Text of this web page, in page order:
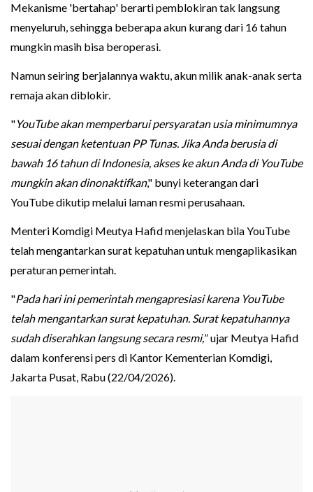
Mekanisme 'bertahap' berarti pemblokiran tak langsung
menyeluruh, sehingga beberapa akun kurang dari 16 tahun
mungkin masih bisa beroperasi.
Namun seiring berjalannya waktu, akun milik anak-anak serta
remaja akan diblokir.
"YouTube akan memperbarui persyaratan usia minimumnya
sesuai dengan ketentuan PP Tunas. Jika Anda berusia di
bawah 16 tahun di Indonesia, akses ke akun Anda di YouTube
mungkin akan dinonaktifkan," bunyi keterangan dari
YouTube dikutip melalui laman resmi perusahaan.
Menteri Komdigi Meutya Hafid menjelaskan bila YouTube
telah mengantarkan surat kepatuhan untuk mengaplikasikan
peraturan pemerintah.
"Pada hari ini pemerintah mengapresiasi karena YouTube
telah mengantarkan surat kepatuhan. Surat kepatuhannya
sudah diserahkan langsung secara resmi,” ujar Meutya Hafid
dalam konferensi pers di Kantor Kementerian Komdigi,
Jakarta Pusat, Rabu (22/04/2026).